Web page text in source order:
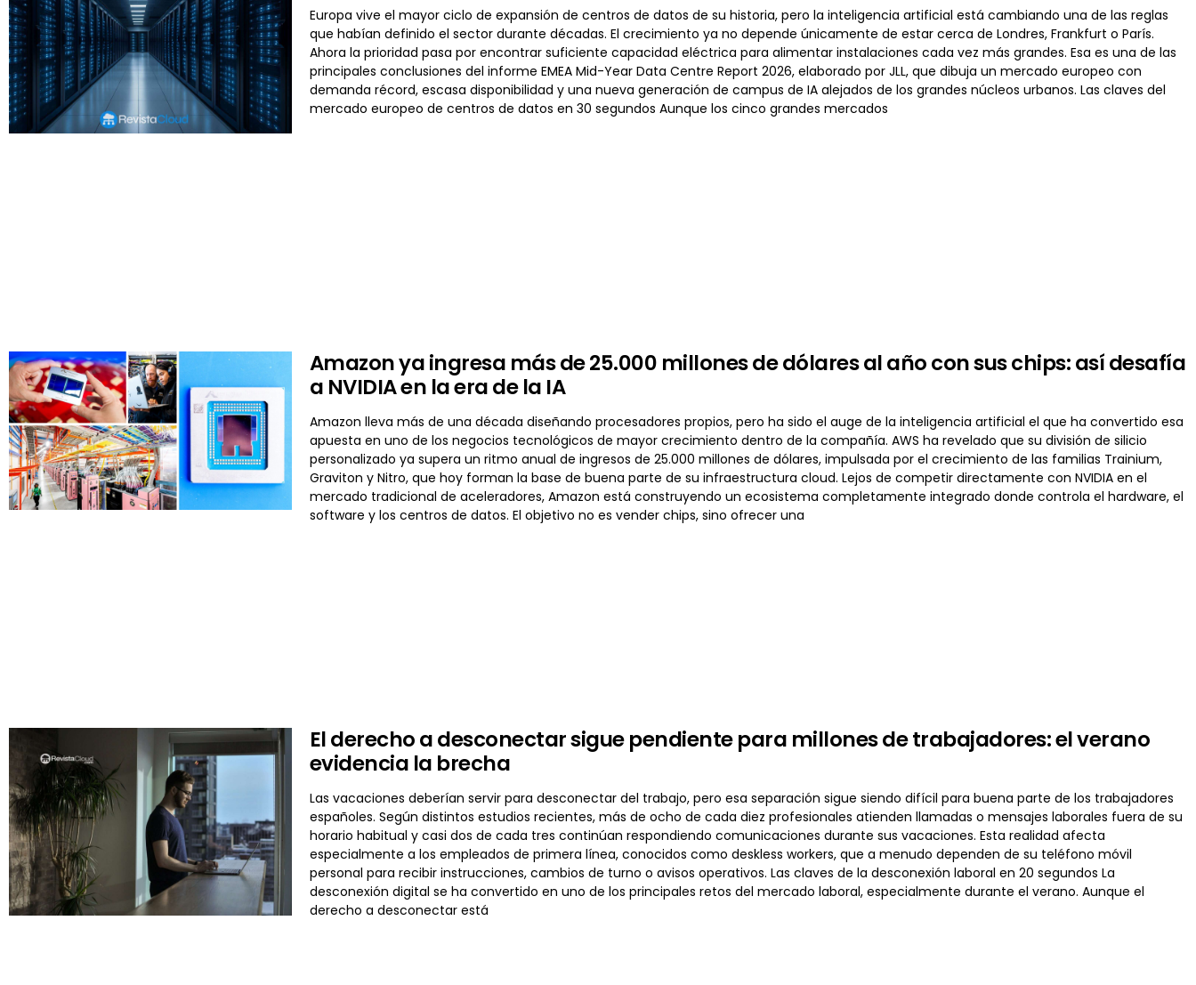
Europa vive el mayor ciclo de expansión de centros de datos de su historia, pero la inteligencia artificial está cambiando una de las reglas
que habían definido el sector durante décadas. El crecimiento ya no depende únicamente de estar cerca de Londres, Frankfurt o París.
Ahora la prioridad pasa por encontrar suficiente capacidad eléctrica para alimentar instalaciones cada vez más grandes. Esa es una de las
principales conclusiones del informe EMEA Mid-Year Data Centre Report 2026, elaborado por JLL, que dibuja un mercado europeo con
demanda récord, escasa disponibilidad y una nueva generación de campus de IA alejados de los grandes núcleos urbanos. Las claves del
mercado europeo de centros de datos en 30 segundos Aunque los cinco grandes mercados
Amazon ya ingresa más de 25.000 millones de dólares al año con sus chips: así desafía
a NVIDIA en la era de la IA
Amazon lleva más de una década diseñando procesadores propios, pero ha sido el auge de la inteligencia artificial el que ha convertido esa
apuesta en uno de los negocios tecnológicos de mayor crecimiento dentro de la compañía. AWS ha revelado que su división de silicio
personalizado ya supera un ritmo anual de ingresos de 25.000 millones de dólares, impulsada por el crecimiento de las familias Trainium,
Graviton y Nitro, que hoy forman la base de buena parte de su infraestructura cloud. Lejos de competir directamente con NVIDIA en el
mercado tradicional de aceleradores, Amazon está construyendo un ecosistema completamente integrado donde controla el hardware, el
software y los centros de datos. El objetivo no es vender chips, sino ofrecer una
El derecho a desconectar sigue pendiente para millones de trabajadores: el verano
evidencia la brecha
Las vacaciones deberían servir para desconectar del trabajo, pero esa separación sigue siendo difícil para buena parte de los trabajadores
españoles. Según distintos estudios recientes, más de ocho de cada diez profesionales atienden llamadas o mensajes laborales fuera de su
horario habitual y casi dos de cada tres continúan respondiendo comunicaciones durante sus vacaciones. Esta realidad afecta
especialmente a los empleados de primera línea, conocidos como deskless workers, que a menudo dependen de su teléfono móvil
personal para recibir instrucciones, cambios de turno o avisos operativos. Las claves de la desconexión laboral en 20 segundos La
desconexión digital se ha convertido en uno de los principales retos del mercado laboral, especialmente durante el verano. Aunque el
derecho a desconectar está